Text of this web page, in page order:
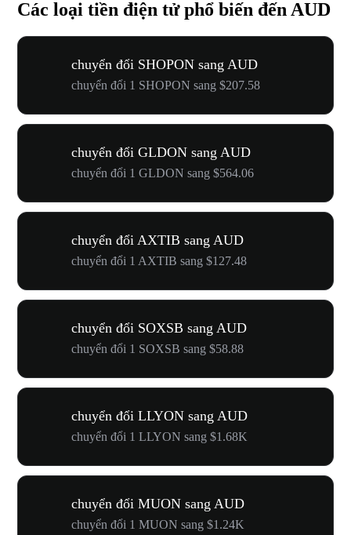
Các loại tiền điện tử phổ biến đến AUD
chuyển đổi SHOPON sang AUD
chuyển đổi 1 SHOPON sang $207.58
chuyển đổi GLDON sang AUD
chuyển đổi 1 GLDON sang $564.06
chuyển đổi AXTIB sang AUD
chuyển đổi 1 AXTIB sang $127.48
chuyển đổi SOXSB sang AUD
chuyển đổi 1 SOXSB sang $58.88
chuyển đổi LLYON sang AUD
chuyển đổi 1 LLYON sang $1.68K
chuyển đổi MUON sang AUD
chuyển đổi 1 MUON sang $1.24K